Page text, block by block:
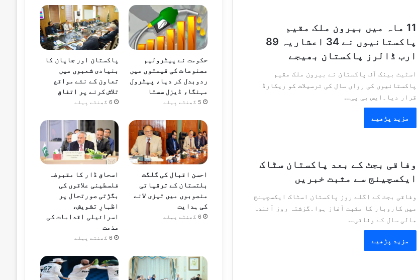
11 ماہ میں بیرون ملک مقیم
پاکستانیوں نے 34 اعشاریہ 89
ارب ڈالرز پاکستان بھیجے
اسٹیٹ بینک آف پاکستان نے بیرون ملک مقیم
پاکستانیوں کی رواں سال کی ترسیلات کو ریکارڈ
قرار دیا۔ایس بی پی…
مزید پڑھیے
وفاقی بجٹ کے بعد پاکستان سٹاک
ایکسچینج سے مثبت خبریں
وفاقی بجٹ کے اگلے روز پاکستان اسٹاک ایکسچینج
میں کاروبار کا مثبت آغاز ہوا۔گزشتہ روز آئندہ
مالی سال کے وفاقی…
مزید پڑھیے
حکومت نے پیٹرولیم
مصنوعات کی قیمتوں میں
ردوبدل کر دیا، پیٹرول
مہنگا، ڈیزل سستا
5 گھنٹے پہلے
پاکستان اور جاپان کا
بنیادی شعبوں میں
تعاون کے نئے مواقع
تلاش کرنے پر اتفاق
6 گھنٹے پہلے
احسن اقبال کی گلگت
بلتستان کے ترقیاتی
منصوبوں میں تیزی لانے
کی ہدایت
6 گھنٹے پہلے
اسحاق ڈار کا مقبوضہ
فلسطینی علاقوں کی
بگڑتی صورتحال پر
اظہارِ تشویش،
اسرائیلی اقدامات کی
مذمت
6 گھنٹے پہلے